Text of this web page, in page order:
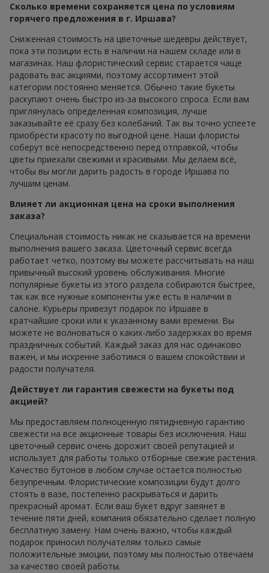
Сколько времени сохраняется цена по условиям
горячего предложения в г. Иршава?
Сниженная стоимость на цветочные шедевры действует,
пока эти позиции есть в наличии на нашем складе или в
магазинах. Наш флористический сервис старается чаще
радовать вас акциями, поэтому ассортимент этой
категории постоянно меняется. Обычно такие букеты
раскупают очень быстро из-за высокого спроса. Если вам
приглянулась определенная композиция, лучше
заказывайте её сразу без колебаний. Так вы точно успеете
приобрести красоту по выгодной цене. Наши флористы
соберут всё непосредственно перед отправкой, чтобы
цветы приехали свежими и красивыми. Мы делаем всё,
чтобы вы могли дарить радость в городе Иршава по
лучшим ценам.
Влияет ли акционная цена на сроки выполнения
заказа?
Специальная стоимость никак не сказывается на времени
выполнения вашего заказа. Цветочный сервис всегда
работает четко, поэтому вы можете рассчитывать на наш
привычный высокий уровень обслуживания. Многие
популярные букеты из этого раздела собираются быстрее,
так как все нужные компоненты уже есть в наличии в
салоне. Курьеры привезут подарок по Иршаве в
кратчайшие сроки или к указанному вами времени. Вы
можете не волноваться о каких-либо задержках во время
праздничных событий. Каждый заказ для нас одинаково
важен, и мы искренне заботимся о вашем спокойствии и
радости получателя.
Действует ли гарантия свежести на букеты под
акцией?
Мы предоставляем полноценную пятидневную гарантию
свежести на все акционные товары без исключения. Наш
цветочный сервис очень дорожит своей репутацией и
использует для работы только отборные свежие растения.
Качество бутонов в любом случае остается полностью
безупречным. Флористические композиции будут долго
стоять в вазе, постепенно раскрываться и дарить
прекрасный аромат. Если ваш букет вдруг завянет в
течение пяти дней, компания обязательно сделает полную
бесплатную замену. Нам очень важно, чтобы каждый
подарок приносил получателям только самые
положительные эмоции, поэтому мы полностью отвечаем
за качество своей работы.